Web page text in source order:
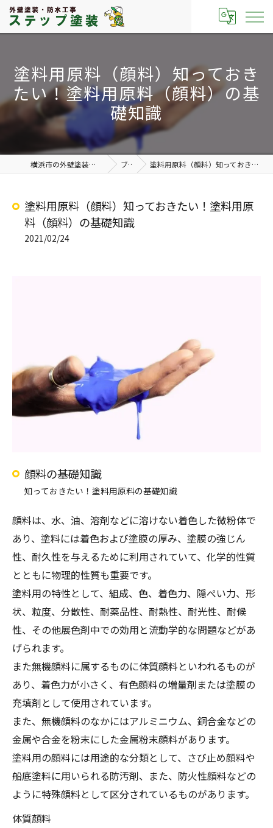
塗料用原料（顔料）知っておき
たい！塗料用原料（顔料）の基
礎知識
横浜市の外壁塗装なら有限会社ステップ塗装 ブログ 塗料用原料（顔料）知っておきたい！塗料用原料（顔料）の基礎知識
塗料用原料（顔料）知っておきたい！塗料用原
料（顔料）の基礎知識
2021/02/24
顔料の基礎知識
知っておきたい！塗料用原料の基礎知識
顔料は、水、油、溶剤などに溶けない着色した微粉体で
あり、塗料には着色および塗膜の厚み、塗膜の強じん
性、耐久性を与えるために利用されていて、化学的性質
とともに物理的性質も重要です。
塗料用の特性として、組成、色、着色力、隠ぺい力、形
状、粒度、分散性、耐薬品性、耐熱性、耐光性、耐候
性、その他展色剤中での効用と流動学的な問題などがあ
げられます。
また無機顔料に属するものに体質顔料といわれるものが
あり、着色力が小さく、有色顔料の増量剤または塗膜の
充填剤として使用されています。
また、無機顔料のなかにはアルミニウム、銅合金などの
金属や合金を粉末にした金属粉末顔料があります。
塗料用の顔料には用途的な分類として、さび止め顔料や
船底塗料に用いられる防汚剤、また、防火性顔料などの
ように特殊顔料として区分されているものがあります。
体質顏料